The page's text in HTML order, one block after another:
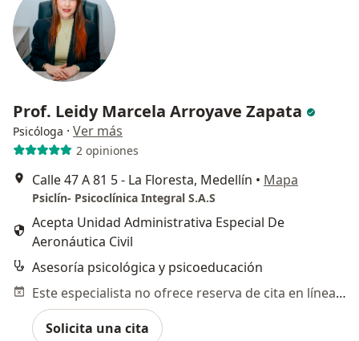
Prof. Leidy Marcela Arroyave Zapata
Psicóloga · Ver más
2 opiniones
Calle 47 A 81 5 - La Floresta, Medellín • Mapa
Psiclín- Psicoclínica Integral S.A.S
Acepta Unidad Administrativa Especial De
Aeronáutica Civil
Asesoría psicológica y psicoeducación
Este especialista no ofrece reserva de cita en línea en esta dirección.
Solicita una cita